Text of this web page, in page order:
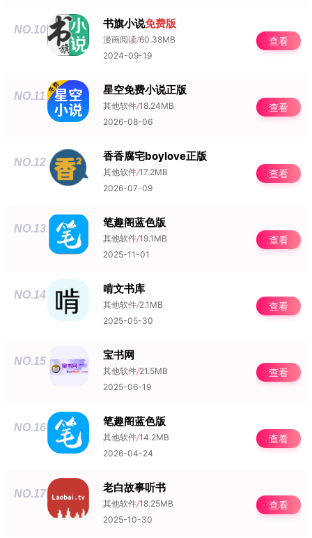
NO.10 书旗小说免费版
漫画阅读/60.38MB
2024-09-19
查看
NO.11 星空免费小说正版
其他软件/18.24MB
2026-08-06
查看
NO.12 香香腐宅boylove正版
其他软件/17.2MB
2026-07-09
查看
NO.13 笔趣阁蓝色版
其他软件/19.1MB
2025-11-01
查看
NO.14 啃文书库
其他软件/2.1MB
2025-05-30
查看
NO.15 宝书网
其他软件/21.5MB
2025-06-19
查看
NO.16 笔趣阁蓝色版
其他软件/14.2MB
2026-04-24
查看
NO.17 老白故事听书
其他软件/18.25MB
2025-10-30
查看